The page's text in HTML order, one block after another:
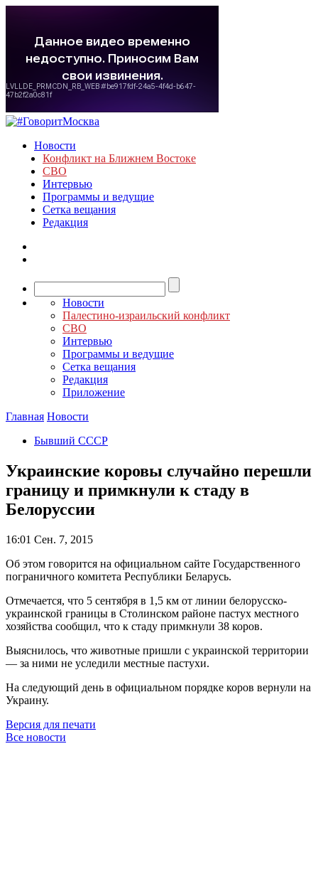
Новости
Конфликт на Ближнем Востоке
СВО
Интервью
Программы и ведущие
Сетка вещания
Редакция
Новости
Палестино-израильский конфликт
СВО
Интервью
Программы и ведущие
Сетка вещания
Редакция
Приложение
Главная Новости
Бывший СССР
Украинские коровы случайно перешли
границу и примкнули к стаду в
Белоруссии
16:01 Сен. 7, 2015
Об этом говорится на официальном сайте Государственного
пограничного комитета Республики Беларусь.
Отмечается, что 5 сентября в 1,5 км от линии белорусско-
украинской границы в Столинском районе пастух местного
хозяйства сообщил, что к стаду примкнули 38 коров.
Выяснилось, что животные пришли с украинской территории
— за ними не уследили местные пастухи.
На следующий день в официальном порядке коров вернули на
Украину.
Версия для печати
Все новости